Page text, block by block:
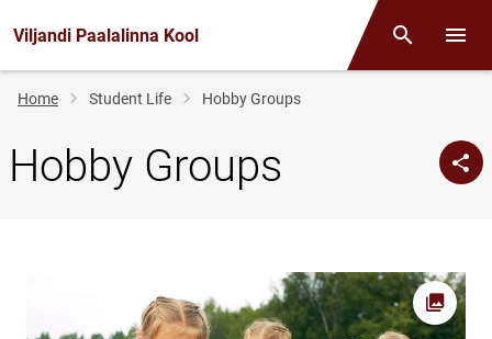
Viljandi Paalalinna Kool Otsing
Breadcrumb
Home Student Life Hobby Groups
Hobby Groups
Open